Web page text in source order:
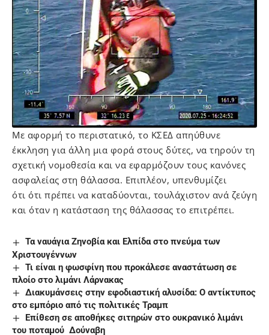
Με αφορμή το περιστατικό, το ΚΣΕΔ απηύθυνε
έκκληση για άλλη μια φορά στους δύτες, να τηρούν τη
σχετική νομοθεσία και να εφαρμόζουν τους κανόνες
ασφαλείας στη θάλασσα. Επιπλέον, υπενθυμίζει
ότι ότι πρέπει να καταδύονται, τουλάχιστον ανά ζεύγη
και όταν η κατάσταση της θάλασσας το επιτρέπει.
Τα ναυάγια Ζηνοβία και Ελπίδα στο πνεύμα των
Χριστουγέννων
Τι είναι η φωσφίνη που προκάλεσε αναστάτωση σε
πλοίο στο λιμάνι Λάρνακας
Διακυμάνσεις στην εφοδιαστική αλυσίδα: Ο αντίκτυπος
στο εμπόριο από τις πολιτικές Τραμπ
Επίθεση σε αποθήκες σιτηρών στο ουκρανικό λιμάνι
του ποταμού Δούναβη